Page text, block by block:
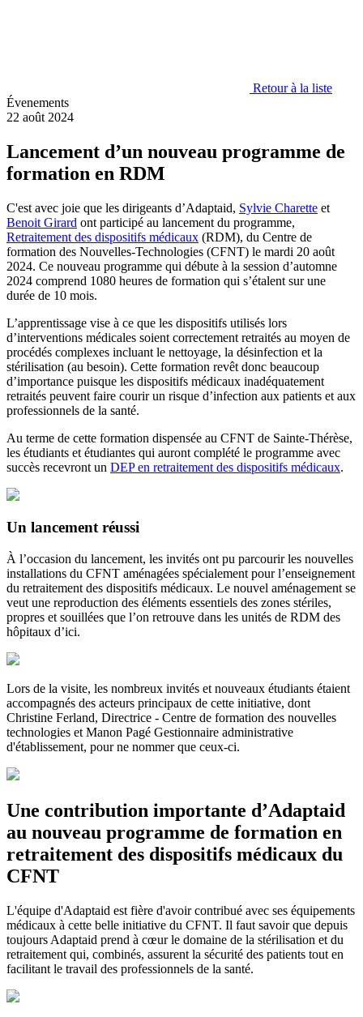
Retour à la liste
Évenements
22 août 2024
Lancement d’un nouveau programme de
formation en RDM
C'est avec joie que les dirigeants d’Adaptaid, Sylvie Charette et
Benoit Girard ont participé au lancement du programme,
Retraitement des dispositifs médicaux (RDM), du Centre de
formation des Nouvelles-Technologies (CFNT) le mardi 20 août
2024. Ce nouveau programme qui débute à la session d’automne
2024 comprend 1080 heures de formation qui s’étalent sur une
durée de 10 mois.
L’apprentissage vise à ce que les dispositifs utilisés lors
d’interventions médicales soient correctement retraités au moyen de
procédés complexes incluant le nettoyage, la désinfection et la
stérilisation (au besoin). Cette formation revêt donc beaucoup
d’importance puisque les dispositifs médicaux inadéquatement
retraités peuvent faire courir un risque d’infection aux patients et aux
professionnels de la santé.
Au terme de cette formation dispensée au CFNT de Sainte-Thérèse,
les étudiants et étudiantes qui auront complété le programme avec
succès recevront un DEP en retraitement des dispositifs médicaux.
Un lancement réussi
À l’occasion du lancement, les invités ont pu parcourir les nouvelles
installations du CFNT aménagées spécialement pour l’enseignement
du retraitement des dispositifs médicaux. Le nouvel aménagement se
veut une reproduction des éléments essentiels des zones stériles,
propres et souillées que l’on retrouve dans les unités de RDM des
hôpitaux d’ici.
Lors de la visite, les nombreux invités et nouveaux étudiants étaient
accompagnés des acteurs principaux de cette initiative, dont
Christine Ferland, Directrice - Centre de formation des nouvelles
technologies et Manon Pagé Gestionnaire administrative
d'établissement, pour ne nommer que ceux-ci.
Une contribution importante d’Adaptaid
au nouveau programme de formation en
retraitement des dispositifs médicaux du
CFNT
L'équipe d'Adaptaid est fière d'avoir contribué avec ses équipements
médicaux à cette belle initiative du CFNT. Il faut savoir que depuis
toujours Adaptaid prend à cœur le domaine de la stérilisation et du
retraitement qui, combinés, assurent la sécurité des patients tout en
facilitant le travail des professionnels de la santé.